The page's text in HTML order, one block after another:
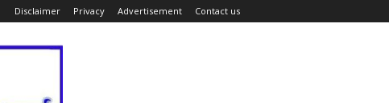
Disclaimer Privacy Advertisement Contact us